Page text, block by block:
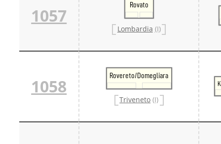
1057
Rovato
Lombardia (I)
1058
Rovereto/Domegliara
Triveneto (I)